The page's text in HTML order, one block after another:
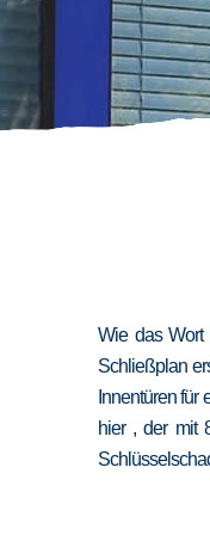
Wie das Wort
Schließplan
Innentüren
hier , der mit